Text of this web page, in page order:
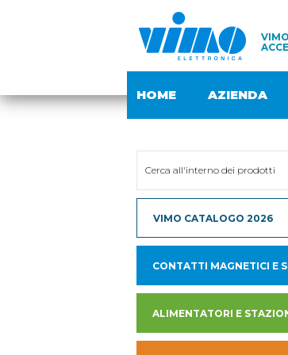
HOME AZIENDA
VIMO CATALOGO 2026
CONTATTI MAGNETICI E